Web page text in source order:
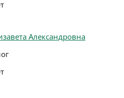
Александровна